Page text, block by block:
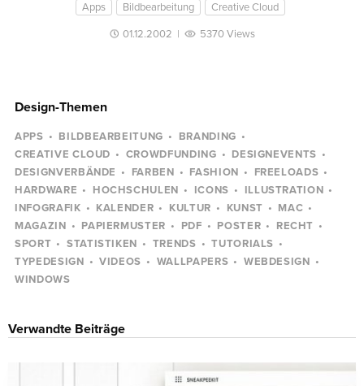
Apps Bildbearbeitung Creative Cloud
01.12.2002 | 5370 Views
Design-Themen
APPS BILDBEARBEITUNG
BRANDING
CREATIVE CLOUD
CROWDFUNDING
DESIGNEVENTS
DESIGNVERBÄNDE
FARBEN FASHION
FREELOADS
HARDWARE
HOCHSCHULEN ICONS
ILLUSTRATION
INFOGRAFIK
KALENDER KULTUR KUNST
MAC
MAGAZIN
PAPIERMUSTER PDF POSTER
RECHT
SPORT
STATISTIKEN TRENDS
TUTORIALS
TYPEDESIGN
VIDEOS WALLPAPERS
WEBDESIGN
WINDOWS
Verwandte Beiträge